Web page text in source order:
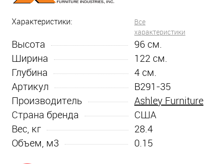
Характеристики:
Все
характеристики
Высота 96 см.
Ширина
122 см.
Глубина
4 см.
Артикул
B291-35
Производитель
Ashley Furniture
Страна бренда
США
Вес, кг
28.4
Объем, м3
0.15